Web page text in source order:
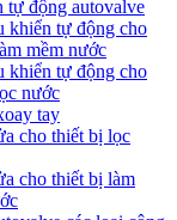
tự động autovalve
khiển tự động cho
mềm nước
khiển tự động cho
nước
tay
cho thiết bị lọc
cho thiết bị làm